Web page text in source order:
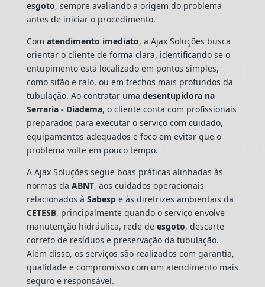
esgoto, sempre avaliando a origem do problema
antes de iniciar o procedimento.
Com atendimento imediato, a Ajax Soluções busca
orientar o cliente de forma clara, identificando se o
entupimento está localizado em pontos simples,
como sifão e ralo, ou em trechos mais profundos da
tubulação. Ao contratar uma desentupidora na
Serraria - Diadema, o cliente conta com profissionais
preparados para executar o serviço com cuidado,
equipamentos adequados e foco em evitar que o
problema volte em pouco tempo.
A Ajax Soluções segue boas práticas alinhadas às
normas da ABNT, aos cuidados operacionais
relacionados à Sabespe às diretrizes ambientais da
CETESB, principalmente quando o serviço envolve
manutenção hidráulica, rede de esgoto, descarte
correto de resíduos e preservação da tubulação.
Além disso, os serviços são realizados com garantia,
qualidade e compromisso com um atendimento mais
seguro e responsável.